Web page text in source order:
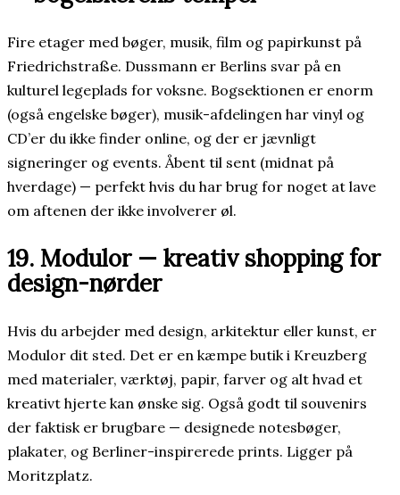
Fire etager med bøger, musik, film og papirkunst på
Friedrichstraße. Dussmann er Berlins svar på en
kulturel legeplads for voksne. Bogsektionen er enorm
(også engelske bøger), musik-afdelingen har vinyl og
CD’er du ikke finder online, og der er jævnligt
signeringer og events. Åbent til sent (midnat på
hverdage) — perfekt hvis du har brug for noget at lave
om aftenen der ikke involverer øl.
19. Modulor — kreativ shopping for
design-nørder
Hvis du arbejder med design, arkitektur eller kunst, er
Modulor dit sted. Det er en kæmpe butik i Kreuzberg
med materialer, værktøj, papir, farver og alt hvad et
kreativt hjerte kan ønske sig. Også godt til souvenirs
der faktisk er brugbare — designede notesbøger,
plakater, og Berliner-inspirerede prints. Ligger på
Moritzplatz.